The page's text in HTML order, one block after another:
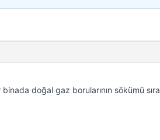
binada doğal gaz borularının sökümü